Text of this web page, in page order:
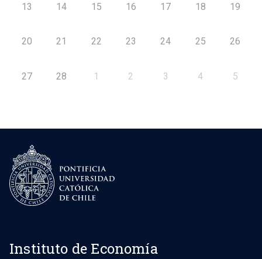
13 14 15 16 17 18 19
20 21 22 23 24 25 26
27 28 1 2 3 4 5
Instituto de Economía